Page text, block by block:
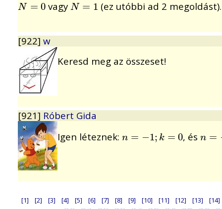
N = 0
N= 0 vagy N = 1
N= 1 (ez utóbbi ad 2
[922] w
Keresd meg az összeset!
[921] Róbert Gida
Igen léteznek: n = −1; k = 0
n =− 1;k=0 , ésn =
n =−
[1] [2] [3] [4] [5] [6] [7] [8] [9] [10] [11] [12] [13]
[14]